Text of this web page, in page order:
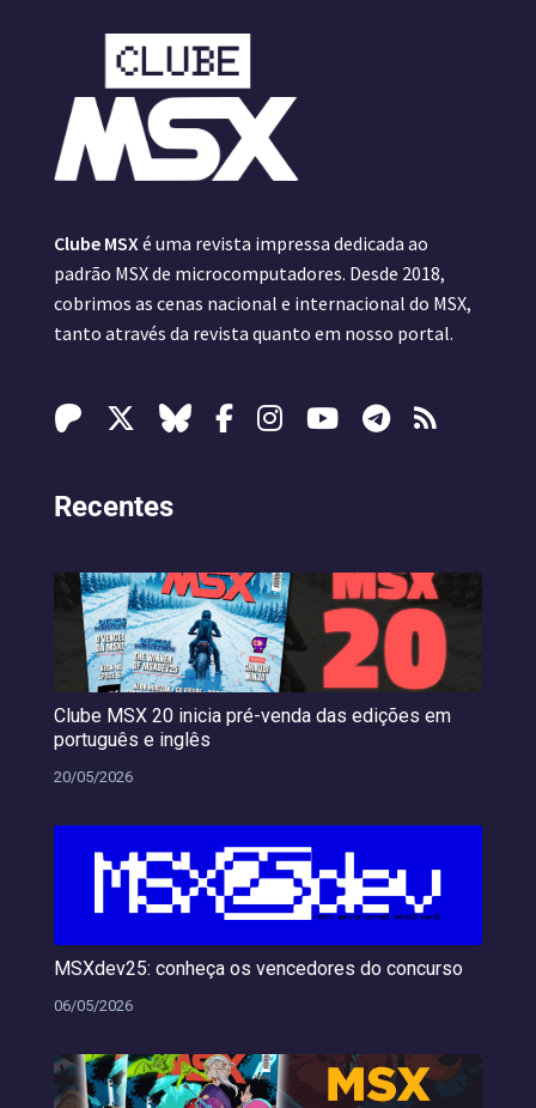
Clube MSXé uma revista impressa dedicada ao
padrão MSX de microcomputadores. Desde 2018,
cobrimos as cenas nacional e internacional do MSX,
tanto através da revista quanto em nosso portal.
Recentes
Clube MSX 20 inicia pré-venda das edições em
português e inglês
20/05/2026
MSXdev25: conheça os vencedores do concurso
06/05/2026